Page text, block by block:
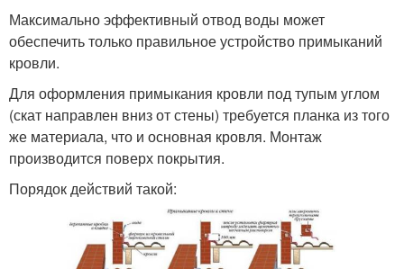
Максимально эффективный отвод воды может
обеспечить только правильное устройство примыканий
кровли.
Для оформления примыкания кровли под тупым углом
(скат направлен вниз от стены) требуется планка из того
же материала, что и основная кровля. Монтаж
производится поверх покрытия.
Порядок действий такой: